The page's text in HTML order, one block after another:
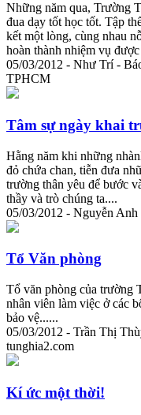
Những năm qua, Trường
đua dạy tốt học tốt. Tập
kết một lòng, cùng nhau
hoàn thành nhiệm vụ
05/03/2012 - Như Trí -
TPHCM
Tâm sự ngày khai
Hằng năm khi những
đỏ chứa chan, tiễn đưa
trường thân yêu để bước
thầy và trò chúng ta....
05/03/2012 - Nguyễn
Tổ Văn phòng
Tổ văn phòng của trường
nhân viên làm việc ở các
bảo vệ......
05/03/2012 - Trần Thị
tunghia2.com
Kí ức một thời!